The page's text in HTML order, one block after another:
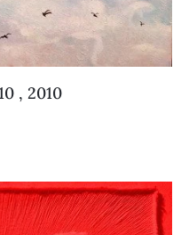
, 2010